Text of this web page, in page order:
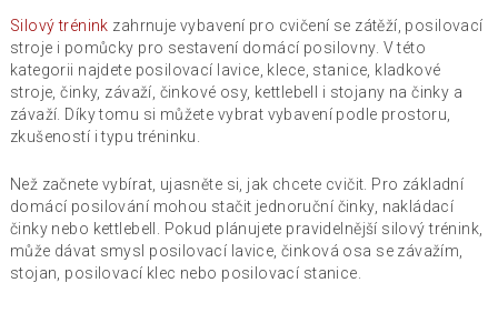
Silový trénink zahrnuje vybavení pro cvičení se zátěží, posilovací
stroje i pomůcky pro sestavení domácí posilovny. V této
kategorii najdete posilovací lavice, klece, stanice, kladkové
stroje, činky, závaží, činkové osy, kettlebell i stojany na činky a
závaží. Díky tomu si můžete vybrat vybavení podle prostoru,
zkušeností i typu tréninku.
Než začnete vybírat, ujasněte si, jak chcete cvičit. Pro základní
domácí posilování mohou stačit jednoruční činky, nakládací
činky nebo kettlebell. Pokud plánujete pravidelnější silový trénink,
může dávat smysl posilovací lavice, činková osa se závažím,
stojan, posilovací klec nebo posilovací stanice.